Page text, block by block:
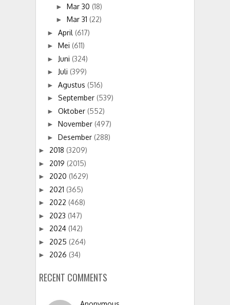
► Mar 30 (18)
► Mar 31 (22)
► April (617)
► Mei (611)
► Juni (324)
► Juli (399)
► Agustus (516)
► September (539)
► Oktober (552)
► November (497)
► Desember (288)
► 2018 (3209)
► 2019 (2015)
► 2020 (1629)
► 2021 (365)
► 2022 (468)
► 2023 (147)
► 2024 (142)
► 2025 (264)
► 2026 (34)
RECENT COMMENTS